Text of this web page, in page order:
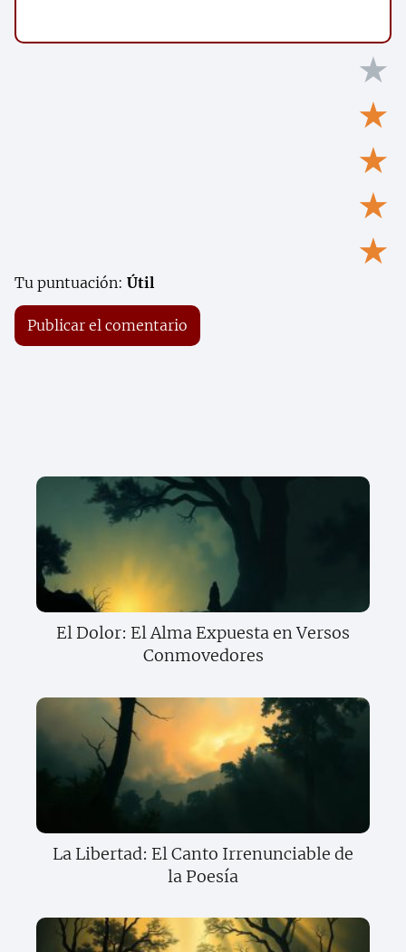
★
★
★
★
★
Tu puntuación: Útil
El Dolor: El Alma Expuesta en Versos
Conmovedores
La Libertad: El Canto Irrenunciable de
la Poesía